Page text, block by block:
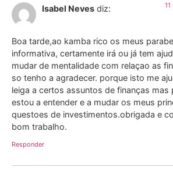
Isabel Neves diz:
Boa tarde,ao kamba rico os meus
informativa, certamente irá ou já tem
mudar de mentalidade com relaçao as
so tenho a agradecer. porque isto me
leiga a certos assuntos de finanças mas
estou a entender e a mudar os meus
questoes de investimentos.obrigada e
bom trabalho.
Responder